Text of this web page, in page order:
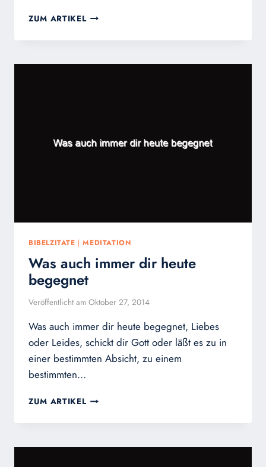
ZUM ARTIKEL IN
ARBEIT
SIE
BIBELZITATE |MEDITATION
Was auch immer dir heute
begegnet
Veröffentlicht am Oktober 27, 2014
Was auch immer dir heute begegnet, Liebes
oder Leides, schickt dir Gott oder läßt es zu in
einer bestimmten Absicht, zu einem
bestimmten…
ZUM ARTIKEL WAS
IMMER
HEUTE